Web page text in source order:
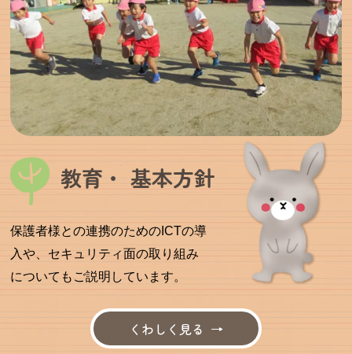
教育・ 基本方針
保護者様との連携のためのICTの導
入や、セキュリティ面の取り組み
についてもご説明しています。
くわしく見る